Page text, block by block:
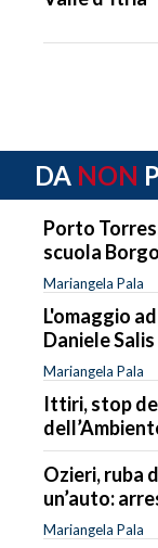
DA NON
Porto
scuola
Mariangela Pala
L'omaggio
Daniele
Mariangela Pala
Ittiri, stop
Ozieri, ruba
un’auto:
Mariangela Pala